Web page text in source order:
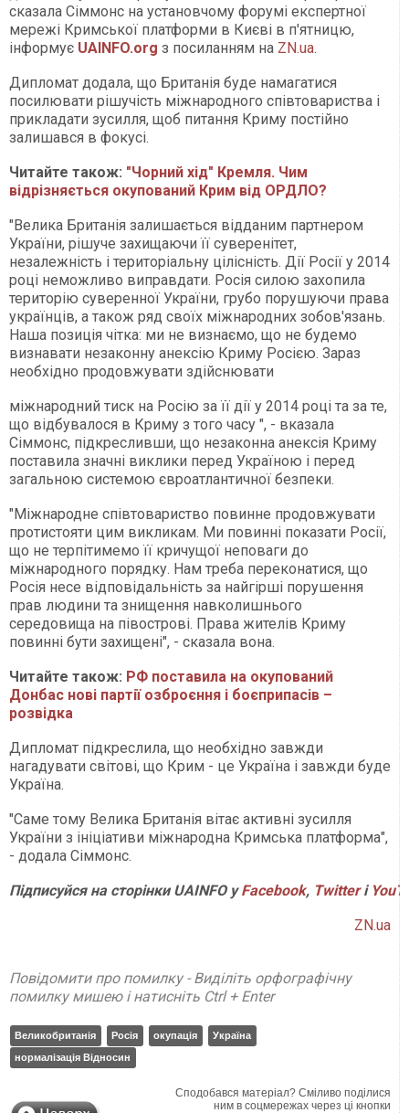
сказала Сіммонс на установчому форумі експертної
мережі Кримської платформи в Києві в п'ятницю,
інформує UAINFO.org з посиланням на ZN.ua.
Дипломат додала, що Британія буде намагатися
посилювати рішучість міжнародного співтовариства і
прикладати зусилля, щоб питання Криму постійно
залишався в фокусі.
Читайте також: "Чорний хід" Кремля. Чим
відрізняється окупований Крим від ОРДЛО?
"Велика Британія залишається відданим партнером
України, рішуче захищаючи її суверенітет,
незалежність і територіальну цілісність. Дії Росії у 2014
році неможливо виправдати. Росія силою захопила
територію суверенної України, грубо порушуючи права
українців, а також ряд своїх міжнародних зобов'язань.
Наша позиція чітка: ми не визнаємо, що не будемо
визнавати незаконну анексію Криму Росією. Зараз
необхідно продовжувати здійснювати
міжнародний тиск на Росію за її дії у 2014 році та за те,
що відбувалося в Криму з того часу ", - вказала
Сіммонс, підкресливши, що незаконна анексія Криму
поставила значні виклики перед Україною і перед
загальною системою євроатлантичної безпеки.
"Міжнародне співтовариство повинне продовжувати
протистояти цим викликам. Ми повинні показати Росії,
що не терпітимемо її кричущої неповаги до
міжнародного порядку. Нам треба переконатися, що
Росія несе відповідальність за найгірші порушення
прав людини та знищення навколишнього
середовища на півострові. Права жителів Криму
повинні бути захищені", - сказала вона.
Читайте також: РФ поставила на окупований
Донбас нові партії озброєння і боєприпасів –
розвідка
Дипломат підкреслила, що необхідно завжди
нагадувати світові, що Крим - це Україна і завжди буде
Україна.
"Саме тому Велика Британія вітає активні зусилля
України з ініціативи міжнародна Кримська платформа",
- додала Сіммонс.
Підписуйся на сторінки UAINFO уFacebook, Twitterі
ZN.ua
Повідомити про помилку - Виділіть орфографічну
помилку мишею і натисніть Ctrl + Enter
Великобританія Росія окупація
Україна
нормалізація Відносин
Сподобався матеріал? Сміливо поділися
ним в соцмережах через ці кнопки